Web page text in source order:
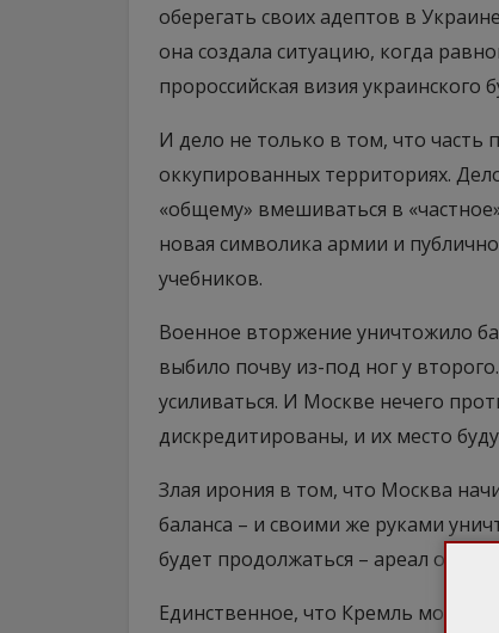
оберегать своих адептов в
она создала ситуацию, когда
пророссийская визия украинского
И дело не только в том, что часть
оккупированных территориях.
«общему» вмешиваться в
новая символика армии и
учебников.
Военное вторжение уничтожило
выбило почву из-под ног у
усиливаться. И Москве нечего
дискредитированы, и их место
Злая ирония в том, что Москва
баланса – и своими же руками
будет продолжаться – ареал
Единственное, что Кремль может